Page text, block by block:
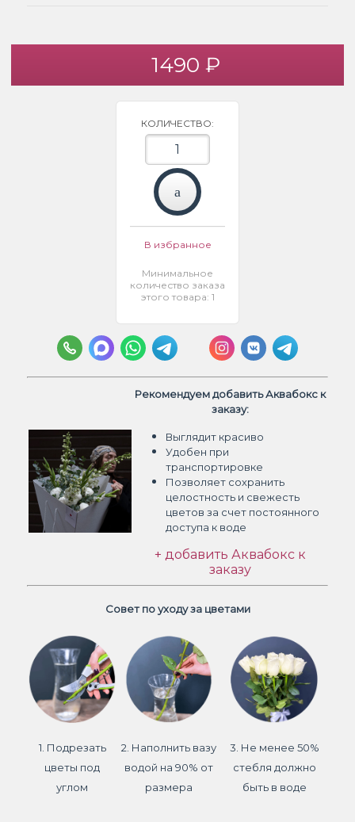
1490 ₽
КОЛИЧЕСТВО:
В избранное
Минимальное
количество заказа
этого товара: 1
Рекомендуем добавить Аквабокс к
заказу:
Выглядит красиво
Удобен при
транспортировке
Позволяет сохранить
целостность и свежесть
цветов за счет постоянного
доступа к воде
+ добавить Аквабокс к
заказу
Совет по уходу за цветами
1. Подрезать
цветы под
углом
2. Наполнить вазу
водой на 90% от
размера
3. Не менее 50%
стебля должно
быть в воде